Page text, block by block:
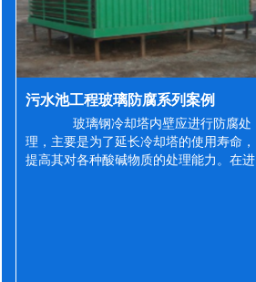
污水池工程玻璃防腐系列案例
玻璃钢冷却塔内壁应进行防腐处
理，主要是为了延长冷却塔的使用寿命，
提高其对各种酸碱物质的处理能力。在进